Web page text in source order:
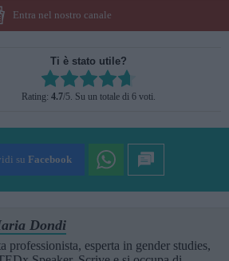
Entra nel nostro canale
Ti è stato utile?
Rate this item:
SUBMIT RATING
Rating: 4.7/5. Su un totale di 6 voti.
su Facebook
Dondi
professionista, esperta in gender studies,